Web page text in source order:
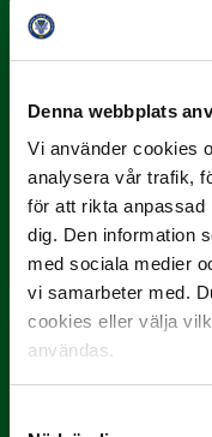
Denna webbplats
Vi använder cookies
analysera vår trafik,
för att rikta anpassad
dig. Den information
med sociala medier
vi samarbeter med.
cookies eller välja
användas.
3 JULI
Rösta på
Yttrar gör…